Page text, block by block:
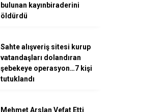
bulunan kayınbiraderini
öldürdü
Sahte alışveriş sitesi kurup
vatandaşları dolandıran
şebekeye operasyon…7 kişi
tutuklandı
Mehmet Arslan Vefat Etti